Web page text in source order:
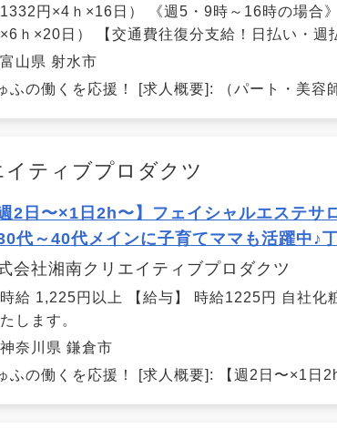
1332円×4ｈ×16日） 《週5・9時～16時の場合
×6ｈ×20日） 【交通費往復分支給！日払い・週
富山県 射水市
ふの働くを応援！ [求人概要]: （パート・美
ティブプロダクツ
週2日〜×1日2h〜】フェイシャルエステ
代～40代メインに子育てママも活躍中♪
会社湘南クリエイティブプロダクツ
時給 1,225円以上 【給与】 時給1225円 自社化
たします。
神奈川県 鎌倉市
ふの働くを応援！ [求人概要]: 【週2日〜×1日